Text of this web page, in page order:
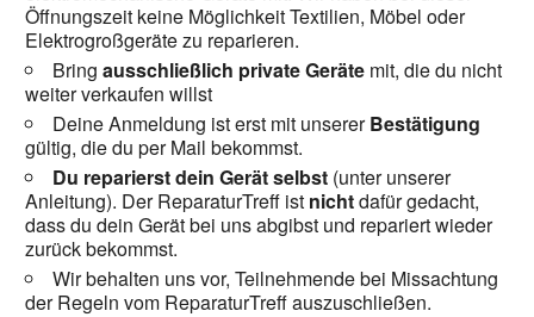
Öffnungszeit keine Möglichkeit Textilien, Möbel oder
Elektrogroßgeräte zu reparieren.
Bringausschließlich private Geräte mit, die du nicht
weiter verkaufen willst
Deine Anmeldung ist erst mit unsererBestätigung
gültig, die du per Mail bekommst.
Du reparierst dein Gerät selbst (unter unserer
Anleitung). Der ReparaturTreff ist nichtdafür gedacht,
dass du dein Gerät bei uns abgibst und repariert wieder
zurück bekommst.
Wir behalten uns vor, Teilnehmende bei Missachtung
der Regeln vom ReparaturTreff auszuschließen.